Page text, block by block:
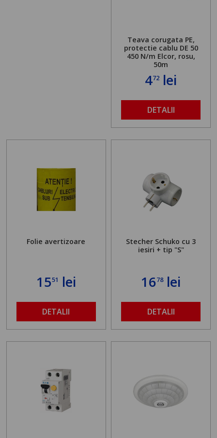
Teava corugata PE,
protectie cablu DE 50
450 N/m Elcor, rosu,
50m
472 lei
DETALII
Folie avertizoare
1551 lei
DETALII
Stecher Schuko cu 3
iesiri + tip "S"
1678lei
DETALII